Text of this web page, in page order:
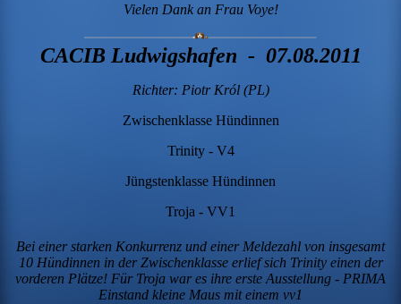
Vielen Dank an Frau Voye!
CACIB Ludwigshafen - 07.08.2011
Richter: Piotr Król (PL)
Zwischenklasse Hündinnen
Trinity - V4
Jüngstenklasse Hündinnen
Troja - VV1
Bei einer starken Konkurrenz und einer Meldezahl von insgesamt
10 Hündinnen in der Zwischenklasse erlief sich Trinity einen der
vorderen Plätze! Für Troja war es ihre erste Ausstellung - PRIMA
Einstand kleine Maus mit einem vv1